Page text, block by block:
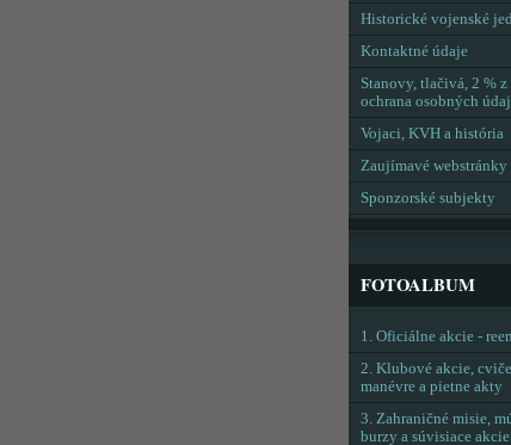
Historické vojenské
Kontaktné údaje
Stanovy, tlačivá, 2 % z
ochrana osobných
Vojaci, KVH a história
Zaujímavé webstránky
Sponzorské subjekty
FOTOALBUM
1. Oficiálne akcie -
2. Klubové akcie,
manévre a pietne akty
3. Zahraničné misie,
burzy a súvisiace akcie